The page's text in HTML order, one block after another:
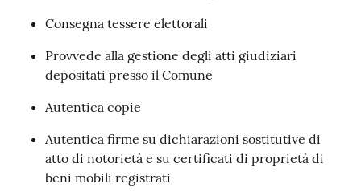
Consegna tessere elettorali
Provvede alla gestione degli atti giudiziari
depositati presso il Comune
Autentica copie
Autentica firme su dichiarazioni sostitutive di
atto di notorietà e su certificati di proprietà di
beni mobili registrati